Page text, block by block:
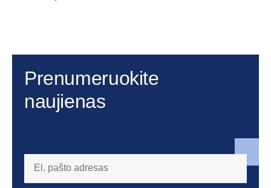
Prenumeruokite
naujienas